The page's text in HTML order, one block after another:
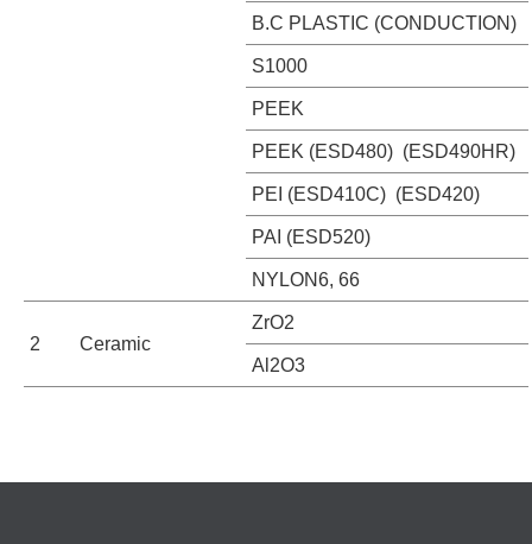
B.C PLASTIC (CONDUCTION)
S1000
PEEK
PEEK (ESD480) (ESD490HR)
PEI (ESD410C) (ESD420)
PAI (ESD520)
NYLON6, 66
2 Ceramic
ZrO2
Al2O3